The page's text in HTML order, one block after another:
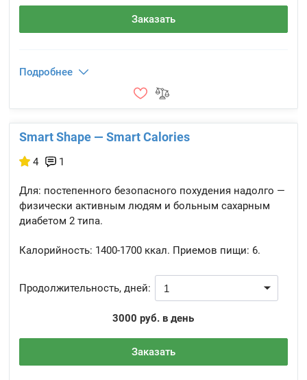
Заказать
Подробнее
Smart Shape — Smart Calories
4 1
Для: постепенного безопасного похудения надолго —
физически активным людям и больным сахарным
диабетом 2 типа.
Калорийность: 1400-1700 ккал. Приемов пищи: 6.
Продолжительность, дней:
3000 руб. в день
Заказать